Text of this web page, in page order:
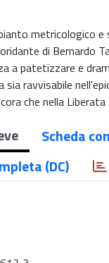
metricologico
di Bernardo
a patetizzare e
sia ravvisabile
che nella Liberata
Scheda
(DC)